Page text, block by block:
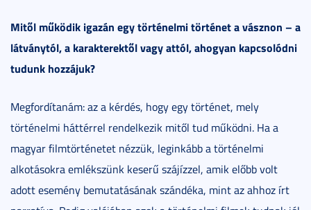
Mitől működik igazán egy történelmi történet a vásznon – a
látványtól, a karakterektől vagy attól, ahogyan kapcsolódni
tudunk hozzájuk?
Megfordítanám: az a kérdés, hogy egy történet, mely
történelmi háttérrel rendelkezik mitől tud működni. Ha a
magyar filmtörténetet nézzük, leginkább a történelmi
alkotásokra emlékszünk keserű szájízzel, amik előbb volt
adott esemény bemutatásának szándéka, mint az ahhoz írt